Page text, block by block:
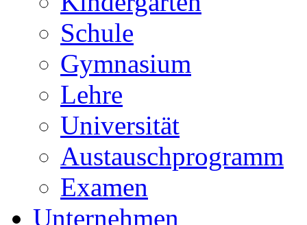
Schule
Gymnasium
Lehre
Universität
Austauschprogramm
Examen
Unternehmen